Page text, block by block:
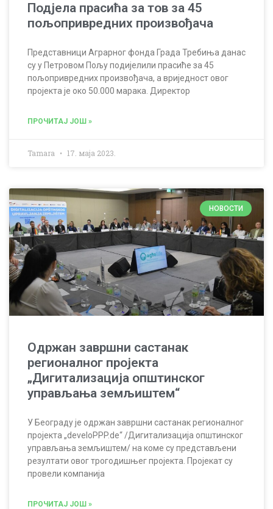
Подјела прасића за тов за 45
пољопривредних произвођача
Представници Аграрног фонда Града Требиња данас
су у Петровом Пољу подијелили прасиће за 45
пољопривредних произвођача, а вриједност овог
пројекта је око 50.000 марака. Директор
ПРОЧИТАЈ ЈОШ »
Tamara 17. маја 2023.
НОВОСТИ
Одржан завршни састанак
регионалног пројекта
„Дигитализација општинског
управљања земљиштем“
У Београду је одржан завршни састанак регионалног
пројекта „develoPPP.de“ /Дигитализација општинског
управљања земљиштем/ на коме су представљени
резултати овог трогодишњег пројекта. Пројекат су
провели компанија
ПРОЧИТАЈ ЈОШ »